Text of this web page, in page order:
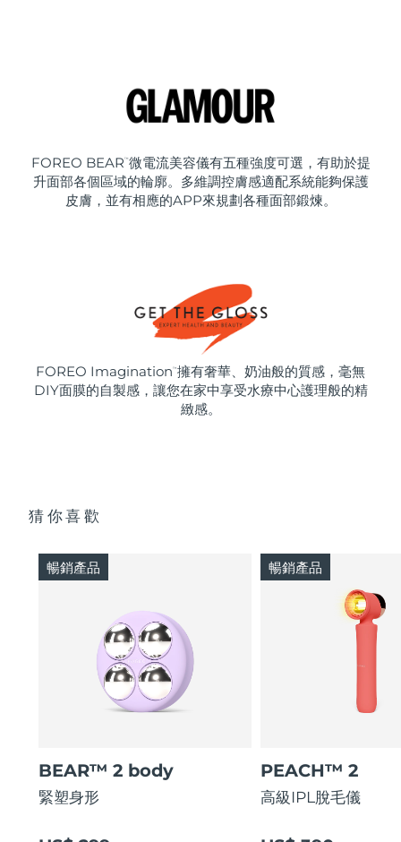
FOREO BEAR ™ 微電流美容儀有五種強度可選，有助於提
升面部各個區域的輪廓。多維調控膚感適配系統能夠保護
皮膚，並有相應的APP來規劃各種面部鍛煉。
FOREO Imagination ™ 擁有奢華、奶油般的質感，毫無
DIY面膜的自製感，讓您在家中享受水療中心護理般的精
緻感。
猜你喜歡
BEAR™ 2 body
緊塑身形
暢銷產品
PEACH™ 2
高級IPL脫毛儀
暢銷產品